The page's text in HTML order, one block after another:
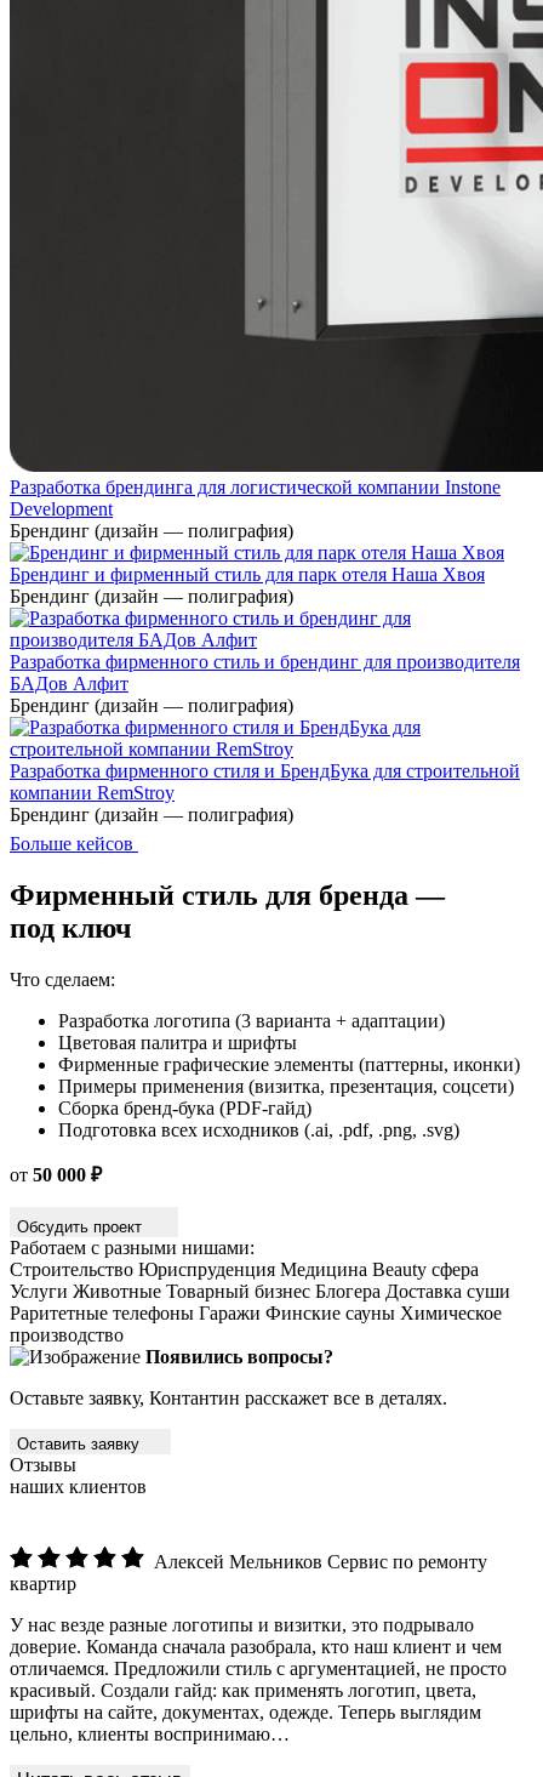
Разработка брендинга для логистической компании Instone
Development
Брендинг (дизайн — полиграфия)
Брендинг и фирменный стиль для парк отеля Наша Хвоя
Брендинг (дизайн — полиграфия)
Разработка фирменного стиль и брендинг для производителя
БАДов Алфит
Брендинг (дизайн — полиграфия)
Разработка фирменного стиля и БрендБука для строительной
компании RemStroy
Брендинг (дизайн — полиграфия)
Больше кейсов
Фирменный стиль для бренда —
под ключ
Что сделаем:
Разработка логотипа (3 варианта + адаптации)
Цветовая палитра и шрифты
Фирменные графические элементы (паттерны, иконки)
Примеры применения (визитка, презентация, соцсети)
Сборка бренд-бука (PDF-гайд)
Подготовка всех исходников (.ai, .pdf, .png, .svg)
от 50 000 ₽
Обсудить проект
Работаем с разными нишами:
Строительство Юриспруденция Медицина Beauty сфера
Услуги Животные Товарный бизнес Блогера Доставка суши
Раритетные телефоны Гаражи Финские сауны Химическое
производство
Появились вопросы?
Оставьте заявку, Контантин расскажет все в деталях.
Оставить заявку
Отзывы
наших клиентов
Алексей Мельников Сервис по ремонту
квартир
У нас везде разные логотипы и визитки, это подрывало
доверие. Команда сначала разобрала, кто наш клиент и чем
отличаемся. Предложили стиль с аргументацией, не просто
красивый. Создали гайд: как применять логотип, цвета,
шрифты на сайте, документах, одежде. Теперь выглядим
цельно, клиенты воспринимаю…